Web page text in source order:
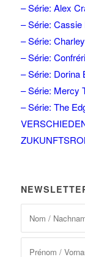
– Série: Alex
– Série: Cassie
– Série:
– Série:
– Série: Dorina
– Série: Mercy
– Série: The